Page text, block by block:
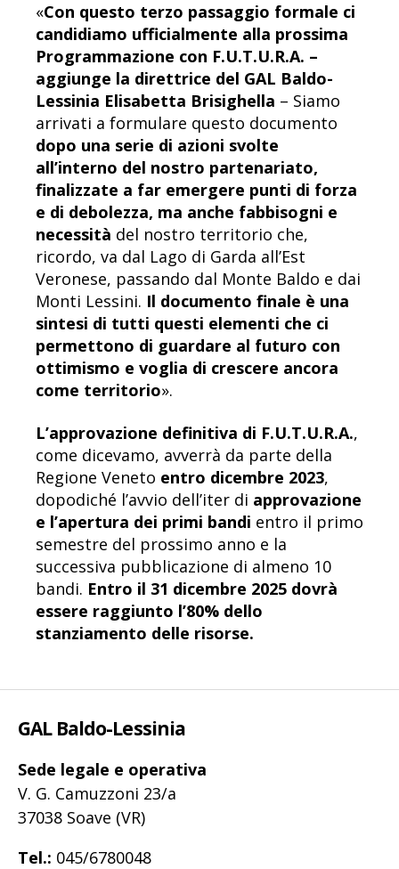
«Con questo terzo passaggio formale ci
candidiamo ufficialmente alla prossima
Programmazione con F.U.T.U.R.A. –
aggiunge la direttrice del GAL Baldo-
Lessinia Elisabetta Brisighella – Siamo
arrivati a formulare questo documento
dopo una serie di azioni svolte
all’interno del nostro partenariato,
finalizzate a far emergere punti di forza
e di debolezza, ma anche fabbisogni e
necessità del nostro territorio che,
ricordo, va dal Lago di Garda all’Est
Veronese, passando dal Monte Baldo e dai
Monti Lessini. Il documento finale è una
sintesi di tutti questi elementi che ci
permettono di guardare al futuro con
ottimismo e voglia di crescere ancora
come territorio».
L’approvazione definitiva di F.U.T.U.R.A.,
come dicevamo, avverrà da parte della
Regione Veneto entro dicembre 2023,
dopodiché l’avvio dell’iter di approvazione
e l’apertura dei primi bandi entro il primo
semestre del prossimo anno e la
successiva pubblicazione di almeno 10
bandi. Entro il 31 dicembre 2025 dovrà
essere raggiunto l’80% dello
stanziamento delle risorse.
GAL Baldo-Lessinia
Sede legale e operativa
V. G. Camuzzoni 23/a
37038 Soave (VR)
Tel.: 045/6780048